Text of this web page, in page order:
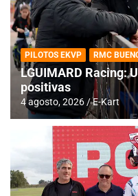
PILOTOS EKVP RMC
LGUIMARD Racing:
positivas
4 agosto, 2026 E-Kart